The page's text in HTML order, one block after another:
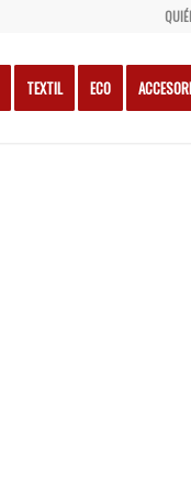
TEXTIL ECO